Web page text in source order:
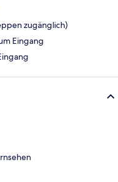
zugänglich)
Eingang